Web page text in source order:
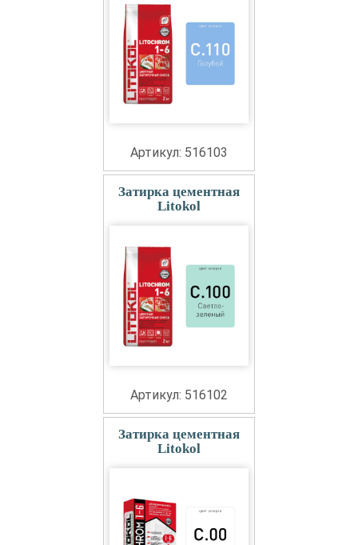
Артикул: 516103
Затирка цементная
Litokol
Артикул: 516102
Затирка цементная
Litokol